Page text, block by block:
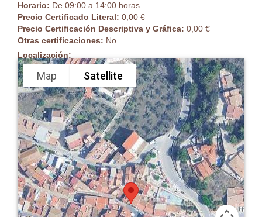
Horario: De 09:00 a 14:00 horas
Precio Certificado Literal: 0,00 €
Precio Certificación Descriptiva y Gráfica: 0,00 €
Otras certificaciones: No
Localización:
Map Satellite